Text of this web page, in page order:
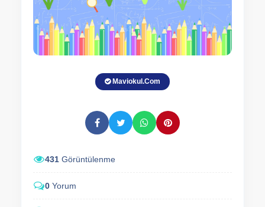
Maviokul.Com
431 Görüntülenme
0 Yorum